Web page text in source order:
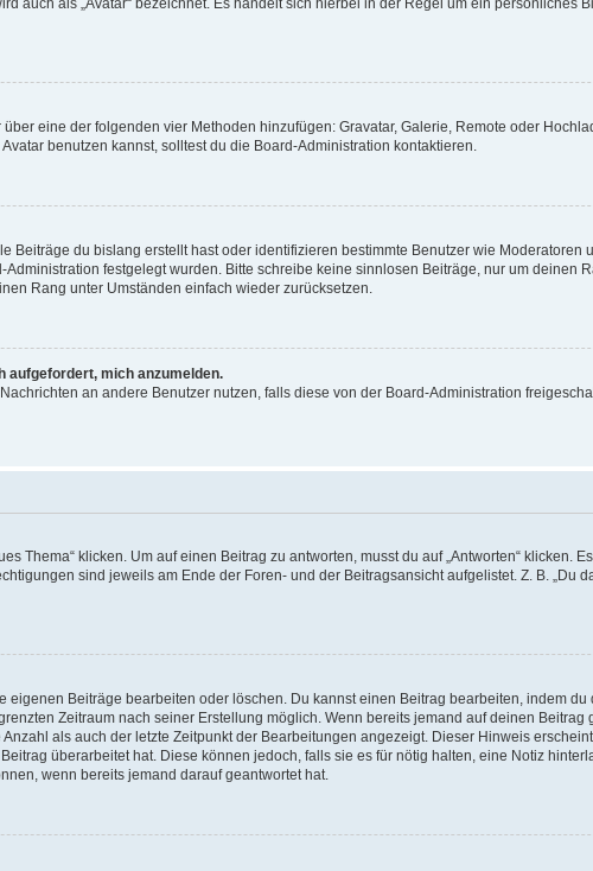
auch als „Avatar“ bezeichnet. Es handelt sich hierbei in der Regel um ein persönliches
eine der folgenden vier Methoden hinzufügen: Gravatar, Galerie, Remote oder
benutzen kannst, solltest du die Board-Administration kontaktieren.
Beiträge du bislang erstellt hast oder identifizieren bestimmte Benutzer wie Moderatoren
festgelegt wurden. Bitte schreibe keine sinnlosen Beiträge, nur um deinen
Rang unter Umständen einfach wieder zurücksetzen.
aufgefordert, mich anzumelden.
an andere Benutzer nutzen, falls diese von der Board-Administration
Thema“ klicken. Um auf einen Beitrag zu antworten, musst du auf „Antworten“ klicken.
sind jeweils am Ende der Foren- und der Beitragsansicht aufgelistet. Z. B. „Du
Beiträge bearbeiten oder löschen. Du kannst einen Beitrag bearbeiten, indem du
Zeitraum nach seiner Erstellung möglich. Wenn bereits jemand auf deinen Beitrag
als auch der letzte Zeitpunkt der Bearbeitungen angezeigt. Dieser Hinweis
überarbeitet hat. Diese können jedoch, falls sie es für nötig halten, eine Notiz
wenn bereits jemand darauf geantwortet hat.